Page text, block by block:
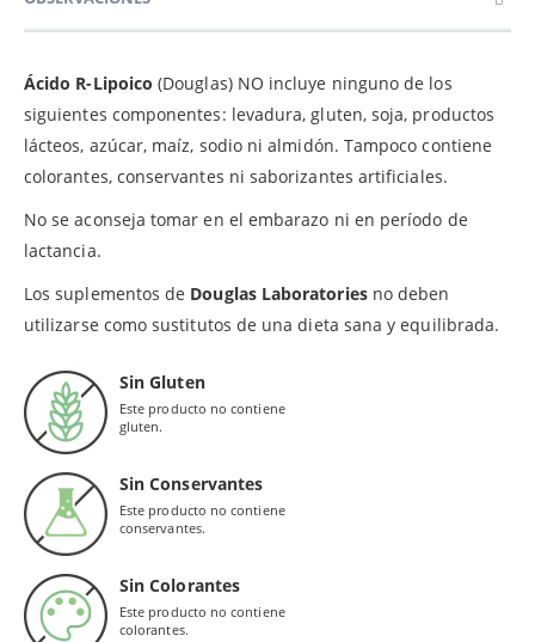
Ácido R-Lipoico (Douglas) NO incluye ninguno de los
siguientes componentes: levadura, gluten, soja, productos
lácteos, azúcar, maíz, sodio ni almidón. Tampoco contiene
colorantes, conservantes ni saborizantes artificiales.
No se aconseja tomar en el embarazo ni en período de
lactancia.
Los suplementos de Douglas Laboratoriesno deben
utilizarse como sustitutos de una dieta sana y equilibrada.
Sin Gluten
Este producto no contiene
gluten.
Sin Conservantes
Este producto no contiene
conservantes.
Sin Colorantes
Este producto no contiene
colorantes.